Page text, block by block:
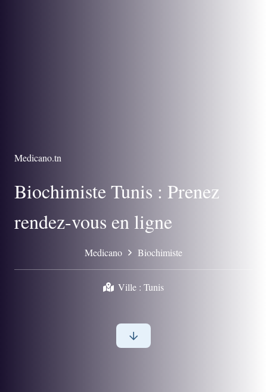
Medicano.tn
Biochimiste Tunis : Prenez
rendez-vous en ligne
Medicano Biochimiste
Ville : Tunis